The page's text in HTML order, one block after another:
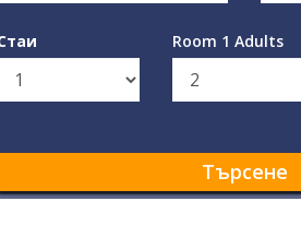
Room 1 Adults
Търсене